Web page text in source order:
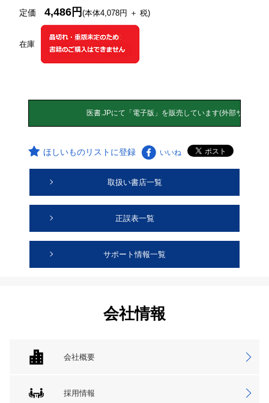
在庫
定価4,486円(本体4,078円 ＋ 税)
ほしいものリストに登録 いいね
取扱い書店一覧
正誤表一覧
サポート情報一覧
会社情報
会社概要
採用情報